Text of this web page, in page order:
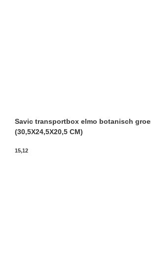
Savic transportbox elmo botanisch
(30,5X24,5X20,5 CM)
15,12